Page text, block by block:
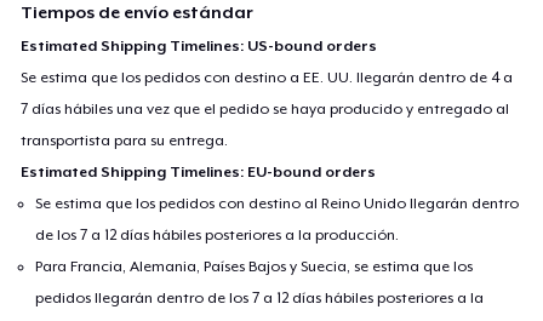
Tiempos de envío estándar
Estimated Shipping Timelines: US-bound orders
Se estima que los pedidos con destino a EE. UU. llegarán dentro de 4 a
7 días hábiles una vez que el pedido se haya producido y entregado al
transportista para su entrega.
Estimated Shipping Timelines: EU-bound orders
Se estima que los pedidos con destino al Reino Unido llegarán dentro
de los 7 a 12 días hábiles posteriores a la producción.
Para Francia, Alemania, Países Bajos y Suecia, se estima que los
pedidos llegarán dentro de los 7 a 12 días hábiles posteriores a la